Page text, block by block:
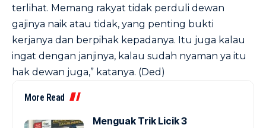
terlihat. Memang rakyat tidak perduli dewan
gajinya naik atau tidak, yang penting bukti
kerjanya dan berpihak kepadanya. Itu juga kalau
ingat dengan janjinya, kalau sudah nyaman ya itu
hak dewan juga,” katanya. (Ded)
More Read
Menguak Trik Licik 3